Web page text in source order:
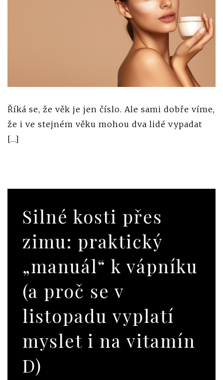
Říká se, že věk je jen číslo. Ale sami dobře víme,
že i ve stejném věku mohou dva lidé vypadat
[…]
Silné kosti přes
zimu: praktický
„manuál“ k vápníku
(a proč se v
listopadu vyplatí
myslet i na vitamín
D)